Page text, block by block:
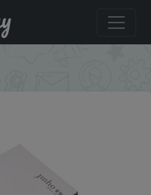
мужские носки высшего